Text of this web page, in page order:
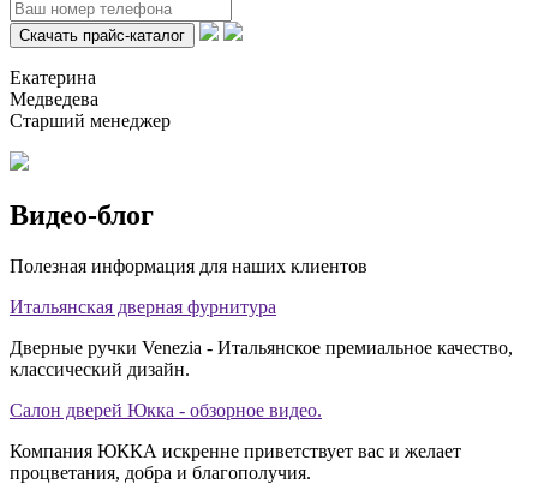
Екатерина
Медведева
Старший менеджер
Видео-блог
Полезная информация для наших клиентов
Итальянская дверная фурнитура
Дверные ручки Venezia - Итальянское премиальное качество,
классический дизайн.
Салон дверей Юкка - обзорное видео.
Компания ЮККА искренне приветствует вас и желает
процветания, добра и благополучия.